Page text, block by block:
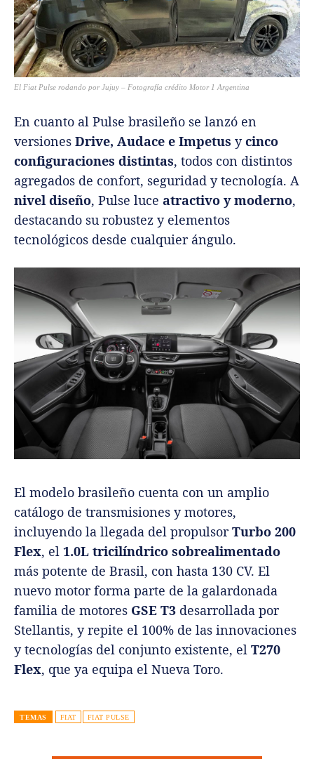
El Fiat Pulse rodando por Jujuy – Fotografía crédito Motor 1 Argentina
En cuanto al Pulse brasileño se lanzó en
versiones Drive, Audace e Impetus ycinco
configuraciones distintas, todos con distintos
agregados de confort, seguridad y tecnología. A
nivel diseño, Pulse luce atractivo y moderno,
destacando su robustez y elementos
tecnológicos desde cualquier ángulo.
El modelo brasileño cuenta con un amplio
catálogo de transmisiones y motores,
incluyendo la llegada del propulsorTurbo 200
Flex, el 1.0L tricilíndrico sobrealimentado
más potente de Brasil, con hasta 130 CV. El
nuevo motor forma parte de la galardonada
familia de motores GSE T3 desarrollada por
Stellantis, y repite el 100% de las innovaciones
y tecnologías del conjunto existente, el T270
Flex, que ya equipa el Nueva Toro.
TEMAS FIAT FIAT PULSE